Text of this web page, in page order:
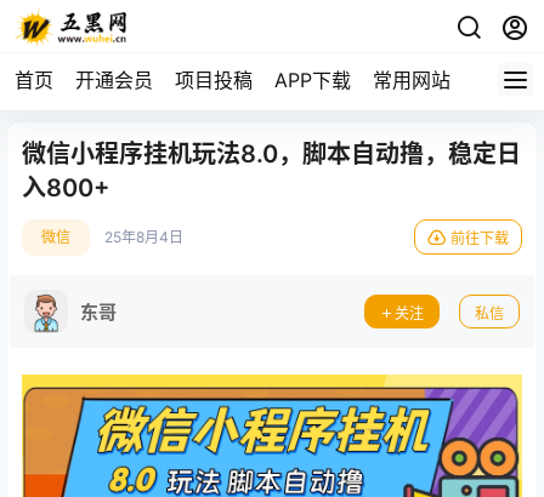
首页 开通会员 项目投稿 APP下载 常用网站
微信小程序挂机玩法8.0，脚本自动撸，稳定日
入800+
微信 25年8月4日 前往下载
东哥 关注 私信